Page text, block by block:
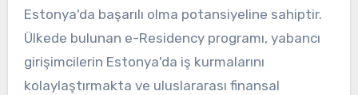
Estonya'da başarılı olma potansiyeline sahiptir.
Ülkede bulunan e-Residency programı, yabancı
girişimcilerin Estonya'da iş kurmalarını
kolaylaştırmakta ve uluslararası finansal